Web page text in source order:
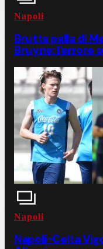
Napoli
Brutta palla di
Bruyne: l'errore
Napoli
Napoli-Celta